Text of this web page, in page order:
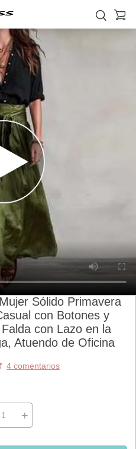
Sólido Primavera
con Botones y
con Lazo en la
Atuendo de Oficina
4 comentarios
+